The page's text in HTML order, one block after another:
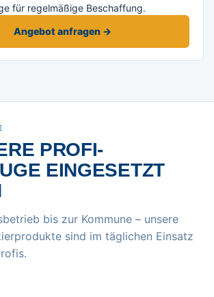
für regelmäßige Beschaffung.
Angebot anfragen →
PROFI-
EINGESETZT
bis zur Kommune – unsere
sind im täglichen Einsatz